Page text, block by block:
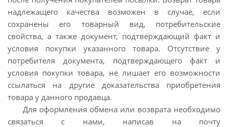
надлежащего качества возможен в случае, если
сохранены его товарный вид, потребительские
свойства, а также документ, подтверждающий факт и
условия покупки указанного товара. Отсутствие у
потребителя документа, подтверждающего факт и
условия покупки товара, не лишает его возможности
ссылаться на другие доказательства приобретения
товара у данного продавца.
Для оформления обмена или возврата необходимо
связаться с нами, написав на почту